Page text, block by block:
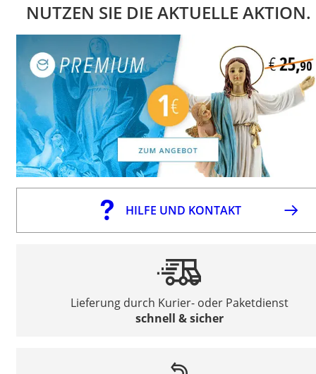
NUTZEN SIE DIE AKTUELLE AKTION.
HILFE UND KONTAKT
Lieferung durch Kurier- oder Paketdienst
schnell & sicher